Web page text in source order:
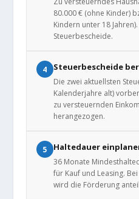
80.000 € (ohne Kinder)
Kindern unter 18
Steuerbescheide.
4 Steuerbescheide
Die zwei aktuellsten
Kalenderjahre alt)
zu versteuernden
herangezogen.
5 Haltedauer
36 Monate
für Kauf und Leasing.
wird die Förderung